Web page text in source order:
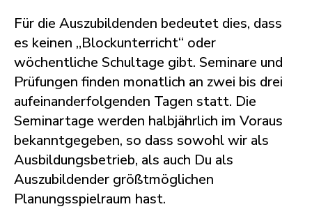
Für die Auszubildenden bedeutet dies, dass
es keinen „Blockunterricht“ oder
wöchentliche Schultage gibt. Seminare und
Prüfungen finden monatlich an zwei bis drei
aufeinanderfolgenden Tagen statt. Die
Seminartage werden halbjährlich im Voraus
bekanntgegeben, so dass sowohl wir als
Ausbildungsbetrieb, als auch Du als
Auszubildender größtmöglichen
Planungsspielraum hast.